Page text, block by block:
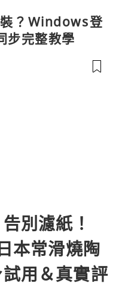
？Windows登
步完整教學
別濾紙！
本常滑燒陶
用＆真實評